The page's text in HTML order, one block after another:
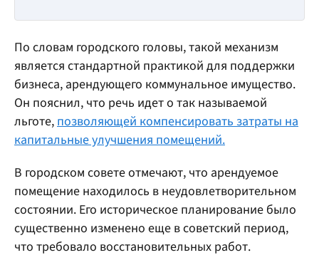
По словам городского головы, такой механизм
является стандартной практикой для поддержки
бизнеса, арендующего коммунальное имущество.
Он пояснил, что речь идет о так называемой
льготе,позволяющей компенсировать затраты на
капитальные улучшения помещений.
В городском совете отмечают, что арендуемое
помещение находилось в неудовлетворительном
состоянии. Его историческое планирование было
существенно изменено еще в советский период,
что требовало восстановительных работ.